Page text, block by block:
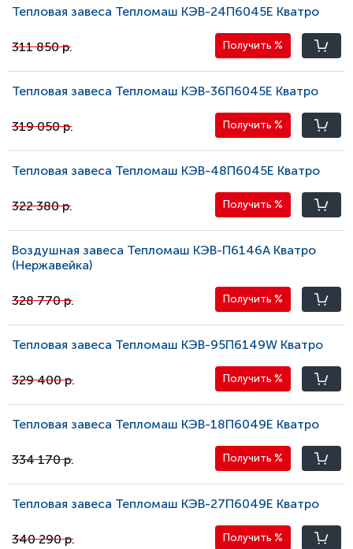
Тепловая завеса Тепломаш КЭВ-24П6045E Кватро
311 850 р. Получить %
Тепловая завеса Тепломаш КЭВ-36П6045E Кватро
319 050 р. Получить %
Тепловая завеса Тепломаш КЭВ-48П6045E Кватро
322 380 р. Получить %
Воздушная завеса Тепломаш КЭВ-П6146A Кватро
(Нержавейка)
328 770 р. Получить %
Тепловая завеса Тепломаш КЭВ-95П6149W Кватро
329 400 р. Получить %
Тепловая завеса Тепломаш КЭВ-18П6049E Кватро
334 170 р. Получить %
Тепловая завеса Тепломаш КЭВ-27П6049E Кватро
340 290 р. Получить %